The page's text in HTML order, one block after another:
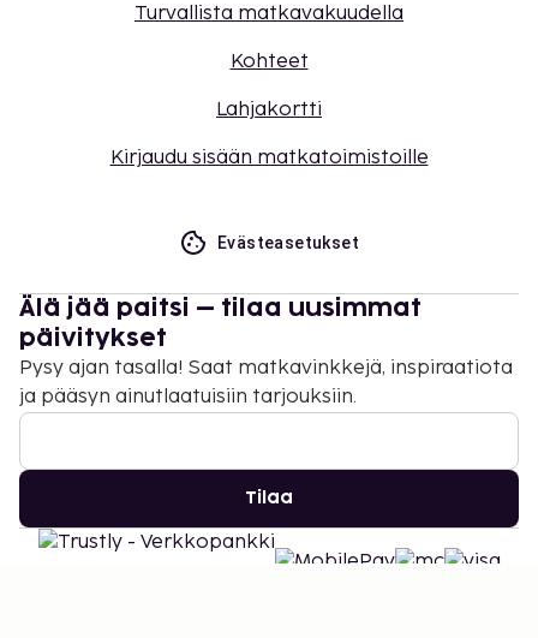
Turvallista matkavakuudella
Kohteet
Lahjakortti
Kirjaudu sisään matkatoimistoille
Evästeasetukset
Älä jää paitsi – tilaa uusimmat
päivitykset
Pysy ajan tasalla! Saat matkavinkkejä, inspiraatiota
ja pääsyn ainutlaatuisiin tarjouksiin.
Tilaa